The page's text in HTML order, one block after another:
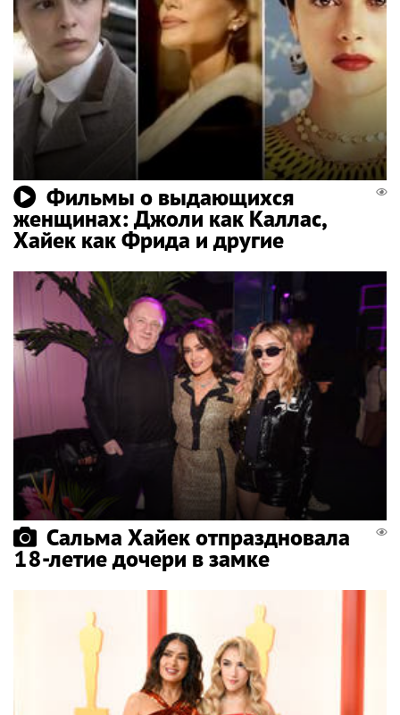
Фильмы о выдающихся
женщинах: Джоли как Каллас,
Хайек как Фрида и другие
Сальма Хайек отпраздновала
18-летие дочери в замке